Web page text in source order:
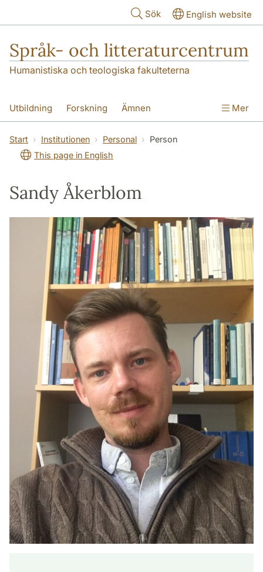
Sök English website
Språk- och litteraturcentrum
Humanistiska och teologiska fakulteterna
Utbildning Forskning Ämnen
SOL-husen Kontakt Institutionen
översättning till svenska
Mer
Start Institutionen Personal
Person
This page in English
Sandy Åkerblom